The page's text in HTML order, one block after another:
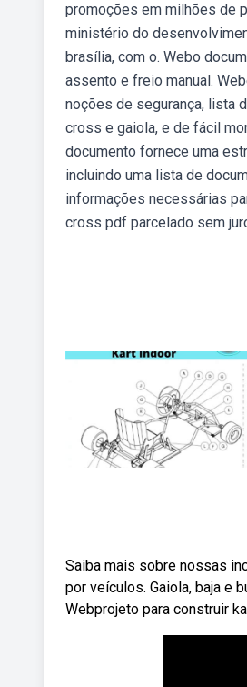
promoções em milhões de
ministério do
brasília, com o. Webo
assento e freio manual.
noções de segurança, lista
cross e gaiola, e de fácil
documento fornece uma
incluindo uma lista de
informações necessárias
cross pdf parcelado sem
Saiba mais sobre nossas
por veículos. Gaiola, baja e
Webprojeto para construir